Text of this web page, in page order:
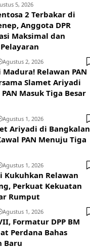
5, 2026
2 Terbakar di
Anggota DPR
Maksimal dan
Agustus 2, 2026
Relawan PAN
Slamet Ariyadi
Masuk Tiga Besar
Agustus 1, 2026
Ariyadi di Bangkalan
PAN Menuju Tiga
Agustus 1, 2026
Kukuhkan Relawan
Perkuat Kekuatan
Rumput
Agustus 1, 2026
Formatur DPP BM
Perdana Bahas
Baru